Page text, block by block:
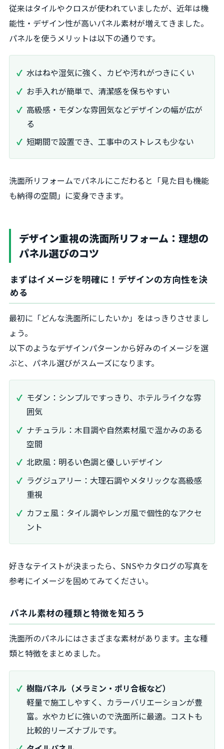
従来はタイルやクロスが使われていましたが、近年は機
能性・デザイン性が高いパネル素材が増えてきました。
パネルを使うメリットは以下の通りです。
水はねや湿気に強く、カビや汚れがつきにくい
お手入れが簡単で、清潔感を保ちやすい
高級感・モダンな雰囲気などデザインの幅が広が
る
短期間で設置でき、工事中のストレスも少ない
洗面所リフォームでパネルにこだわると「見た目も機能
も納得の空間」に変身できます。
デザイン重視の洗面所リフォーム：理想の
パネル選びのコツ
まずはイメージを明確に！デザインの方向性を決
める
最初に「どんな洗面所にしたいか」をはっきりさせまし
ょう。
以下のようなデザインパターンから好みのイメージを選
ぶと、パネル選びがスムーズになります。
モダン：シンプルですっきり、ホテルライクな雰
囲気
ナチュラル：木目調や自然素材風で温かみのある
空間
北欧風：明るい色調と優しいデザイン
ラグジュアリー：大理石調やメタリックな高級感
重視
カフェ風：タイル調やレンガ風で個性的なアクセ
ント
好きなテイストが決まったら、SNSやカタログの写真を
参考にイメージを固めてみてください。
パネル素材の種類と特徴を知ろう
洗面所のパネルにはさまざまな素材があります。主な種
類と特徴をまとめました。
樹脂パネル（メラミン・ポリ合板など）
軽量で施工しやすく、カラーバリエーションが豊
富。水やカビに強いので洗面所に最適。コストも
比較的リーズナブルです。